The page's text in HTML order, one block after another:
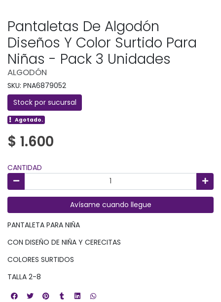
Pantaletas De Algodón
Diseños Y Color Surtido Para
Niñas - Pack 3 Unidades
ALGODÓN
SKU: PNA6879052
Stock por sucursal
Agotado.
$ 1.600
CANTIDAD
Avísame cuando llegue
PANTALETA PARA NIÑA
CON DISEÑO DE NIÑA Y CERECITAS
COLORES SURTIDOS
TALLA 2-8